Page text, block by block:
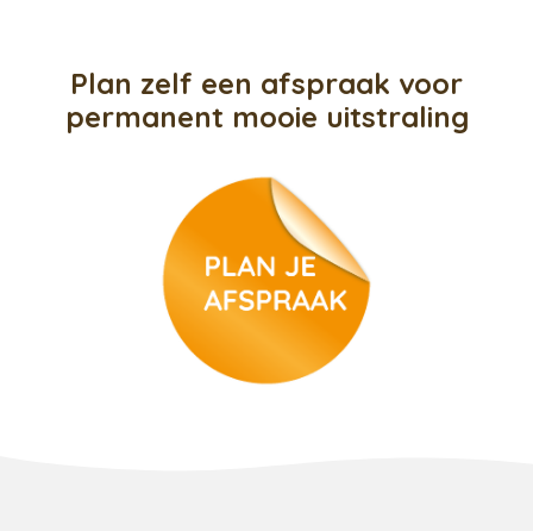
Plan zelf een afspraak voor
permanent mooie uitstraling